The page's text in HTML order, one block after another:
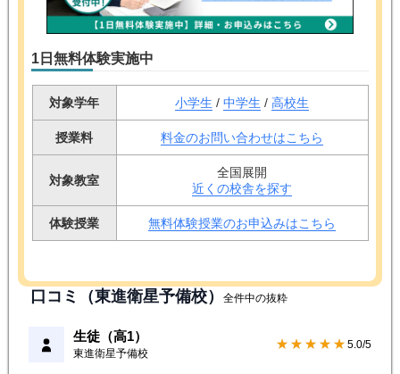
1日無料体験実施中
対象学年 小学生 / 中学生 / 高校生
授業料 料金のお問い合わせはこちら
対象教室
全国展開
近くの校舎を探す
体験授業 無料体験授業のお申込みはこちら
口コミ（東進衛星予備校） 全件中の抜粋
生徒（高1）
東進衛星予備校
★★★★★ 5.0/5